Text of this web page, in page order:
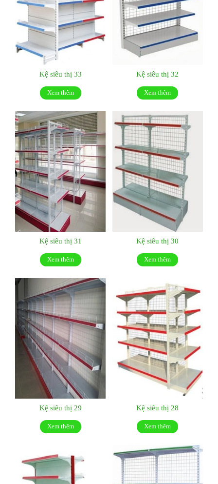
Kệ siêu thị 33
Xem thêm
Kệ siêu thị 32
Xem thêm
Kệ siêu thị 31
Xem thêm
Kệ siêu thị 30
Xem thêm
Kệ siêu thị 29
Xem thêm
Kệ siêu thị 28
Xem thêm